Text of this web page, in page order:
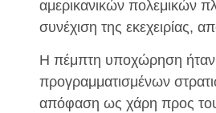
αμερικανικών πολεμικών
συνέχιση της εκεχειρίας,
Η πέμπτη υποχώρηση
προγραμματισμένων
απόφαση ως χάρη προς